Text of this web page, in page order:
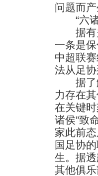
问题而产
“六诸
据有关
一条是
中超联
法从足
据了解
力存在
在关键
诸侯”致
家此前
国足协
生。据
其他俱